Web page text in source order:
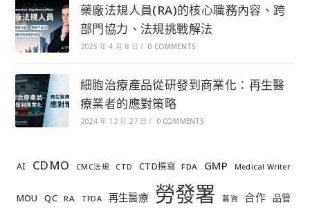
藥廠法規人員(RA)的核心職務內容、跨
部門協力、法規挑戰解法
2025 年 4 月 8 日 / 0 COMMENTS
細胞治療產品從研發到商業化：再生醫
療業者的應對策略
2024 年 12 月 27 日 / 0 COMMENTS
AI CDMO CMC法規 CTD CTD撰寫 FDA GMP Medical Writer
MOU QC RA TFDA 再生醫療 勞發署 募資 合作 品管